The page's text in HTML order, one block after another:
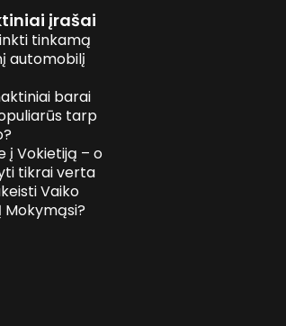
įrašai
tinkamą
automobilį
barai
tarp
į Vokietiją – o
tikrai verta
Vaiko
Mokymąsi?